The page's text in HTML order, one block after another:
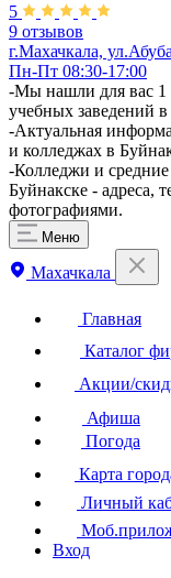
5
9 отзывов
г.Махачкала,
Пн-Пт 08:30-17:00
​-Мы нашли для вас 1
учебных заведений
-Актуальная
и колледжах в
-Колледжи и
Буйнакске - адреса,
фотографиями.
Меню
Махачкала
Главная
Каталог
Акции/
Афиша
Погода
Карта
Личный
Вход